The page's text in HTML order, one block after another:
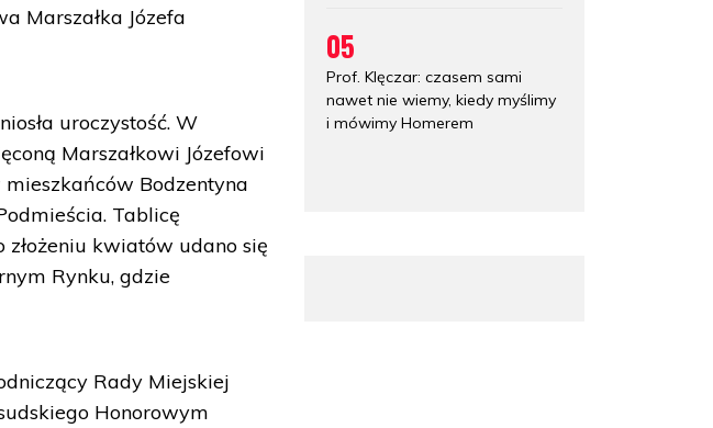
Marszałka Józefa
uroczystość. W
Marszałkowi Józefowi
Bodzentyna
Tablicę
złożeniu kwiatów udano się
Rynku, gdzie
Rady Miejskiej
Honorowym
05
Prof. Klęczar: czasem sami
nawet nie wiemy, kiedy myślimy
i mówimy Homerem